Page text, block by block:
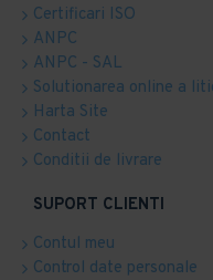
Certificari ISO
ANPC
ANPC - SAL
Solutionarea online a
Harta Site
Contact
Conditii de livrare
SUPORT CLIENTI
Contul meu
Control date personale